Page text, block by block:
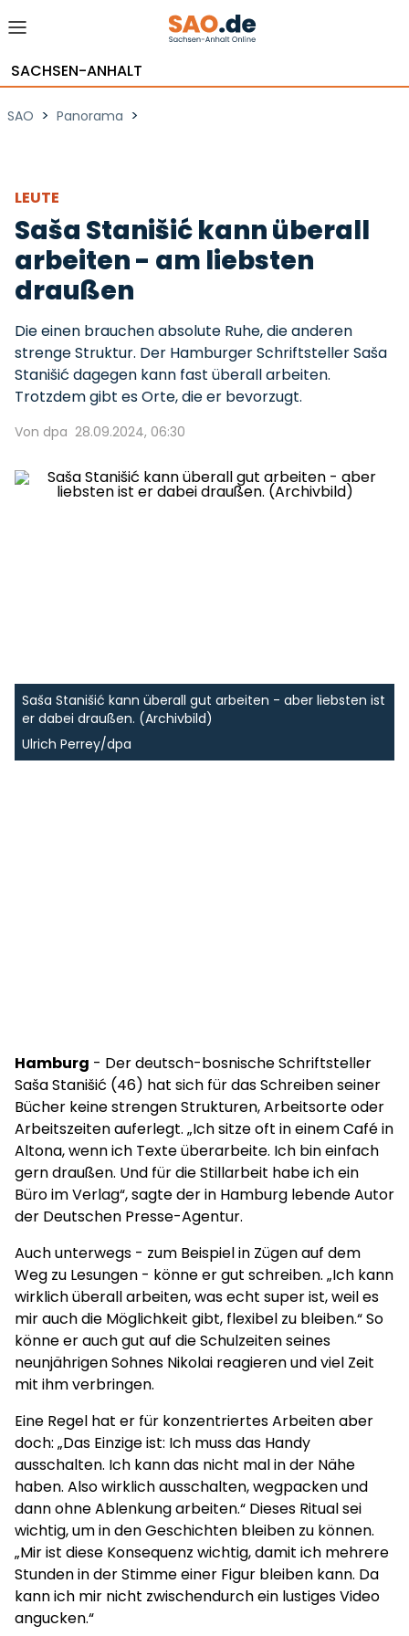
SACHSEN-ANHALT
SAO > Panorama >
LEUTE
Saša Stanišić kann überall
arbeiten - am liebsten
draußen
Die einen brauchen absolute Ruhe, die anderen
strenge Struktur. Der Hamburger Schriftsteller Saša
Stanišić dagegen kann fast überall arbeiten.
Trotzdem gibt es Orte, die er bevorzugt.
Von dpa 28.09.2024, 06:30
Saša Stanišić kann überall gut arbeiten - aber liebsten ist
er dabei draußen. (Archivbild)
Ulrich Perrey/dpa
Hamburg - Der deutsch-bosnische Schriftsteller
Saša Stanišić (46) hat sich für das Schreiben seiner
Bücher keine strengen Strukturen, Arbeitsorte oder
Arbeitszeiten auferlegt. „Ich sitze oft in einem Café in
Altona, wenn ich Texte überarbeite. Ich bin einfach
gern draußen. Und für die Stillarbeit habe ich ein
Büro im Verlag“, sagte der in Hamburg lebende Autor
der Deutschen Presse-Agentur.
Auch unterwegs - zum Beispiel in Zügen auf dem
Weg zu Lesungen - könne er gut schreiben. „Ich kann
wirklich überall arbeiten, was echt super ist, weil es
mir auch die Möglichkeit gibt, flexibel zu bleiben.“ So
könne er auch gut auf die Schulzeiten seines
neunjährigen Sohnes Nikolai reagieren und viel Zeit
mit ihm verbringen.
Eine Regel hat er für konzentriertes Arbeiten aber
doch: „Das Einzige ist: Ich muss das Handy
ausschalten. Ich kann das nicht mal in der Nähe
haben. Also wirklich ausschalten, wegpacken und
dann ohne Ablenkung arbeiten.“ Dieses Ritual sei
wichtig, um in den Geschichten bleiben zu können.
„Mir ist diese Konsequenz wichtig, damit ich mehrere
Stunden in der Stimme einer Figur bleiben kann. Da
kann ich mir nicht zwischendurch ein lustiges Video
angucken.“